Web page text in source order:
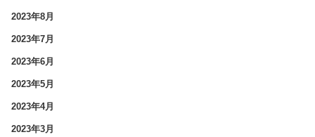
2023年8月
2023年7月
2023年6月
2023年5月
2023年4月
2023年3月